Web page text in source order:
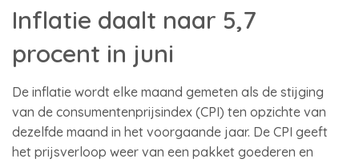
Inflatie daalt naar 5,7
procent in juni
De inflatie wordt elke maand gemeten als de stijging
van de consumentenprijsindex (CPI) ten opzichte van
dezelfde maand in het voorgaande jaar. De CPI geeft
het prijsverloop weer van een pakket goederen en